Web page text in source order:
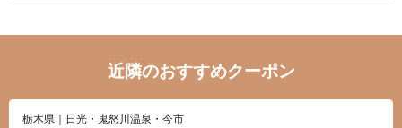
近隣のおすすめクーポン
栃木県｜日光・鬼怒川温泉・今市